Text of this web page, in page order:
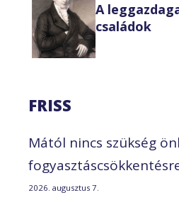
A
családok
FRISS
Mától nincs szükség
2026. augusztus 7.